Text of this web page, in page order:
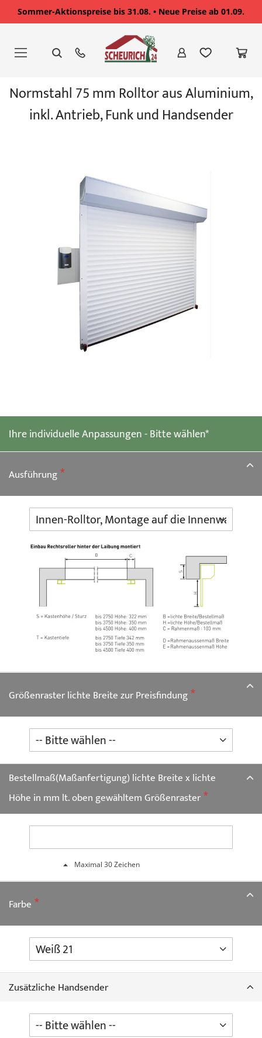
Sommer-Aktionspreise bis 31.08. • Neue Preise ab 01.09.
springen
Ihre individuelle Anpassungen - Bitte wählen*
Ausführung
Größenraster lichte Breite zur Preisfindung
Bestellmaß(Maßanfertigung) lichte Breite x lichte
Höhe in mm lt. oben gewähltem Größenraster
Maximal 30 Zeichen
Farbe
Zusätzliche Handsender
Ende
Bildgalerie
Normstahl 75 mm Rolltor aus Aluminium,
inkl. Antrieb, Funk und Handsender
Bildgalerie